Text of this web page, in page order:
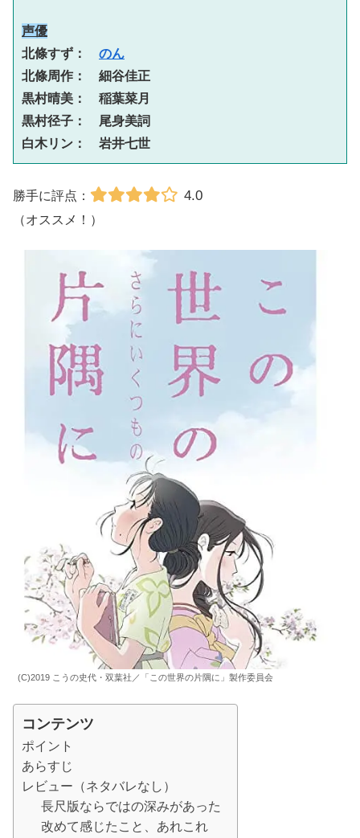
声優
北條すず： のん
北條周作：　細谷佳正
黒村晴美：　稲葉菜月
黒村径子：　尾身美詞
白木リン：　岩井七世
勝手に評点： 4.0
（オススメ！）
(C)2019 こうの史代・双葉社／「この世界の片隅に」製作委員会
コンテンツ
ポイント
あらすじ
レビュー（ネタバレなし）
長尺版ならではの深みがあった
改めて感じたこと、あれこれ